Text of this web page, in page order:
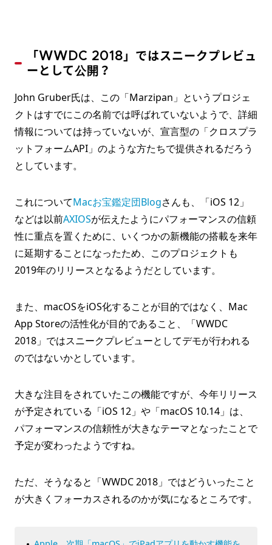
「WWDC 2018」ではスニークプレビュ
ーとして公開？
John Gruber氏は、この「Marzipan」というプロジェ
クトはすでにこの名前では呼ばれていないようで、詳細
情報については持っていないが、宣言型の「クロスプラ
ットフォームAPI」のような方たちで提供されるだろう
としています。
これについてMacお宝鑑定団Blogさんも、「iOS 12」
などは以前AXIOSが伝えたようにパフォーマンスの信頼
性に重点を置くために、いくつかの新機能の搭載を来年
に延期することになったため、このプロジェクトも
2019年のリリースとなるようだとしています。
また、macOSをiOS化することが目的ではなく、Mac
App Storeの活性化が目的であること、「WWDC
2018」ではスニークプレビューとしてデモが行われる
のではないかとしています。
大きな注目をされていたこの機能ですが、今年リリース
が予定されている「iOS 12」や「macOS 10.14」は、
パフォーマンスの信頼性が大きなテーマとなったことで
予定が変わったようですね。
ただ、そうなると「WWDC 2018」ではどういったこと
が大きくフォーカスされるのかが気になるところです。